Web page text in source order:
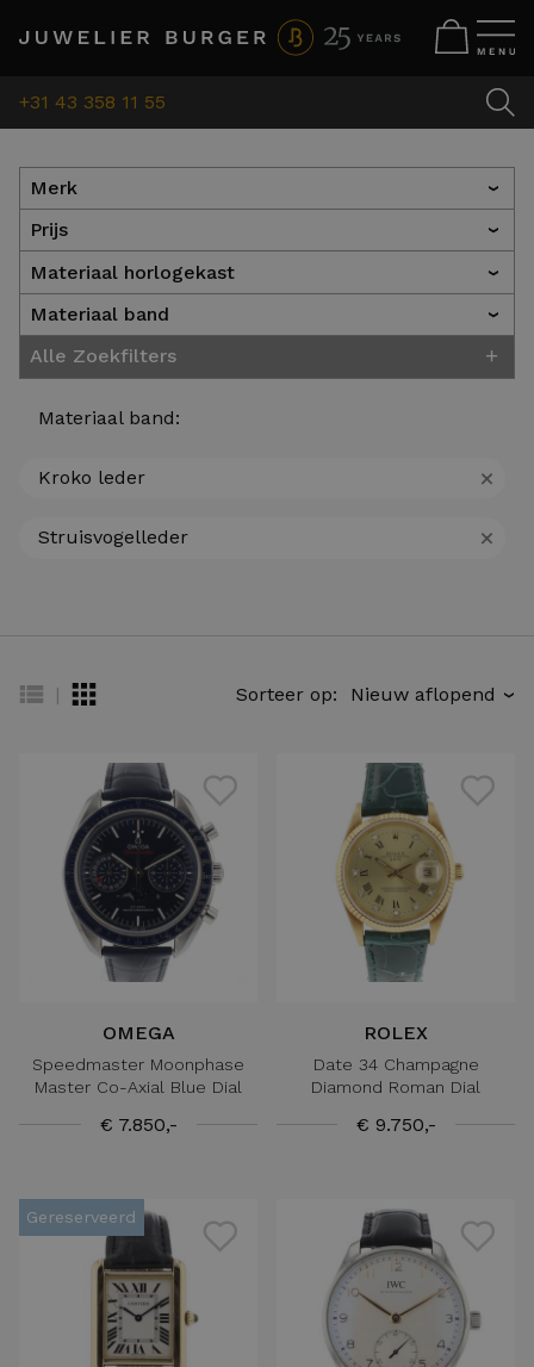
+31 43 358 11 55
Merk ›
Prijs ›
Materiaal horlogekast ›
Materiaal band ›
Alle Zoekfilters +
Materiaal band:
Kroko leder +
Struisvogelleder +
| Sorteer op: ›
OMEGA
Speedmaster Moonphase
Master Co-Axial Blue Dial
€ 7.850,-
ROLEX
Date 34 Champagne
Diamond Roman Dial
€ 9.750,-
Gereserveerd